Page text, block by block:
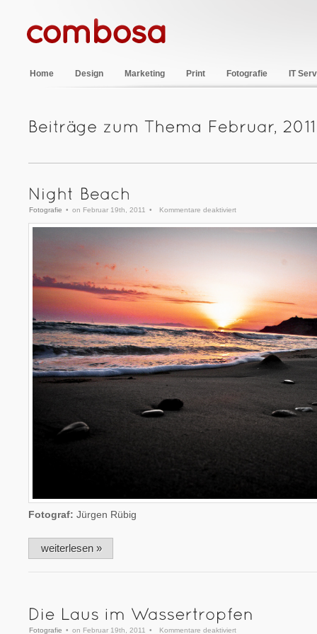
Home Design Marketing Print Fotografie IT
Fotografie • on Februar 19th, 2011 • Kommentare deaktiviert
Night
Fotograf: Jürgen Rübig
weiterlesen »
Fotografie • on Februar 19th, 2011 • Kommentare deaktiviert